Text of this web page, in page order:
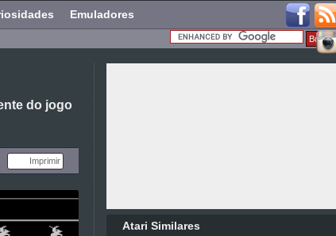
Emuladores
do jogo
Imprimir
Atari Similares